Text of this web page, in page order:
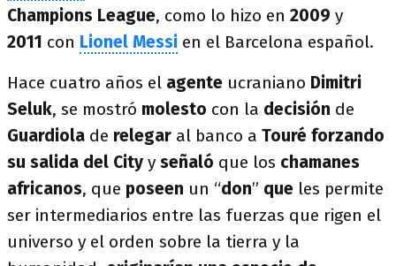
Champions League, como lo hizo en 2009 y
2011 con Lionel Messi en el Barcelona español.
Hace cuatro años el agente ucraniano Dimitri
Seluk, se mostró molesto con la decisión de
Guardiola de relegar al banco a Touré forzando
su salida del City y señaló que los chamanes
africanos, que poseen un “don” que les permite
ser intermediarios entre las fuerzas que rigen el
universo y el orden sobre la tierra y la